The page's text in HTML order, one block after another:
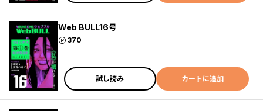
Web BULL16号
370
ポイント
試し読み カートに追加